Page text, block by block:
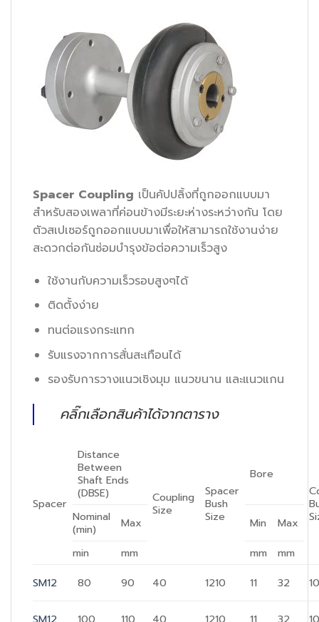
Spacer Coupling เป็นคัปปลิ้งที่ถูกออกแบบมา
สำหรับสองเพลาที่ค่อนข้างมีระยะห่างระหว่างกัน โดย
ตัวสเปเซอร์ถูกออกแบบมาเพื่อให้สามารถใช้งานง่าย
สะดวกต่อกันซ่อมบำรุงข้อต่อความเร็วสูง
ใช้งานกับความเร็วรอบสูงๆได้
ติดตั้งง่าย
ทนต่อแรงกระแทก
รับแรงจากการสั่นสะเทือนได้
รองรับการวางแนวเชิงมุม แนวขนาน และแนวแกน
คลิ๊กเลือกสินค้าได้จากตาราง
Spacer
Distance
Between
Shaft Ends
(DBSE)
Coupling
Size
Spacer
Bush
Size
Bore
Nominal
(min)
Max Min
Max
min
mm mm
mm
SM12
80 90 40 1210 11 32